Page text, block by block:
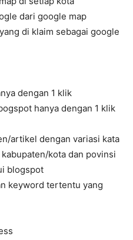
dari google map
di klaim sebagai google
dengan 1 klik
hanya dengan 1 klik
artikel dengan variasi kata
kota dan povinsi
blogspot
keyword tertentu yang